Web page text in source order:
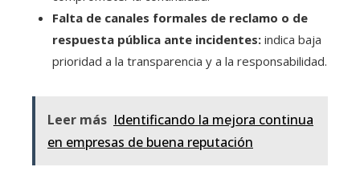
Falta de canales formales de reclamo o de
respuesta pública ante incidentes: indica baja
prioridad a la transparencia y a la responsabilidad.
Leer más Identificando la mejora continua
en empresas de buena reputación